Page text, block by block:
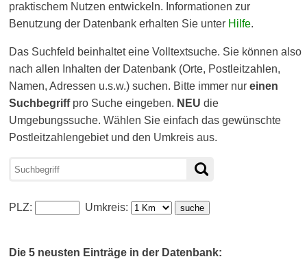
praktischem Nutzen entwickeln. Informationen zur
Benutzung der Datenbank erhalten Sie unter Hilfe.
Das Suchfeld beinhaltet eine Volltextsuche. Sie können also
nach allen Inhalten der Datenbank (Orte, Postleitzahlen,
Namen, Adressen u.s.w.) suchen. Bitte immer nur einen
Suchbegriffpro Suche eingeben. NEU die
Umgebungssuche. Wählen Sie einfach das gewünschte
Postleitzahlengebiet und den Umkreis aus.
PLZ: Umkreis:
Die 5 neusten Einträge in der Datenbank: